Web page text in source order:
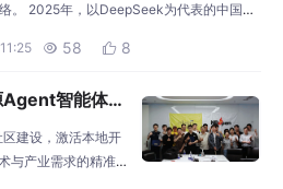
。 2025年，以DeepSeek为代表的中国开
有的深度相互融合。开源不再只是代码共享
报告（2
 58  8
智能体主
建设，激活本地开
与产业需求的精准对